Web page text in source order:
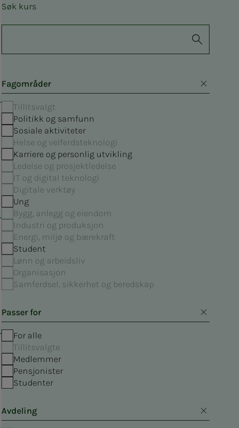
Søk kurs
Fagområder
Tillitsvalgt
Politikk og samfunn
Sosiale aktiviteter
Helse og velferdsteknologi
Karriere og personlig utvikling
Ledelse og prosjektledelse
IT og digital teknologi
Digitale verktøy
Ung
Bygg, anlegg og eiendom
Industri og produksjon
Energi, miljø og bærekraft
Student
Lønn og arbeidsliv
Organisasjon
Samferdsel, sikkerhet og beredskap
Passer for
For alle
Tillitsvalgte
Medlemmer
Pensjonister
Studenter
Avdeling